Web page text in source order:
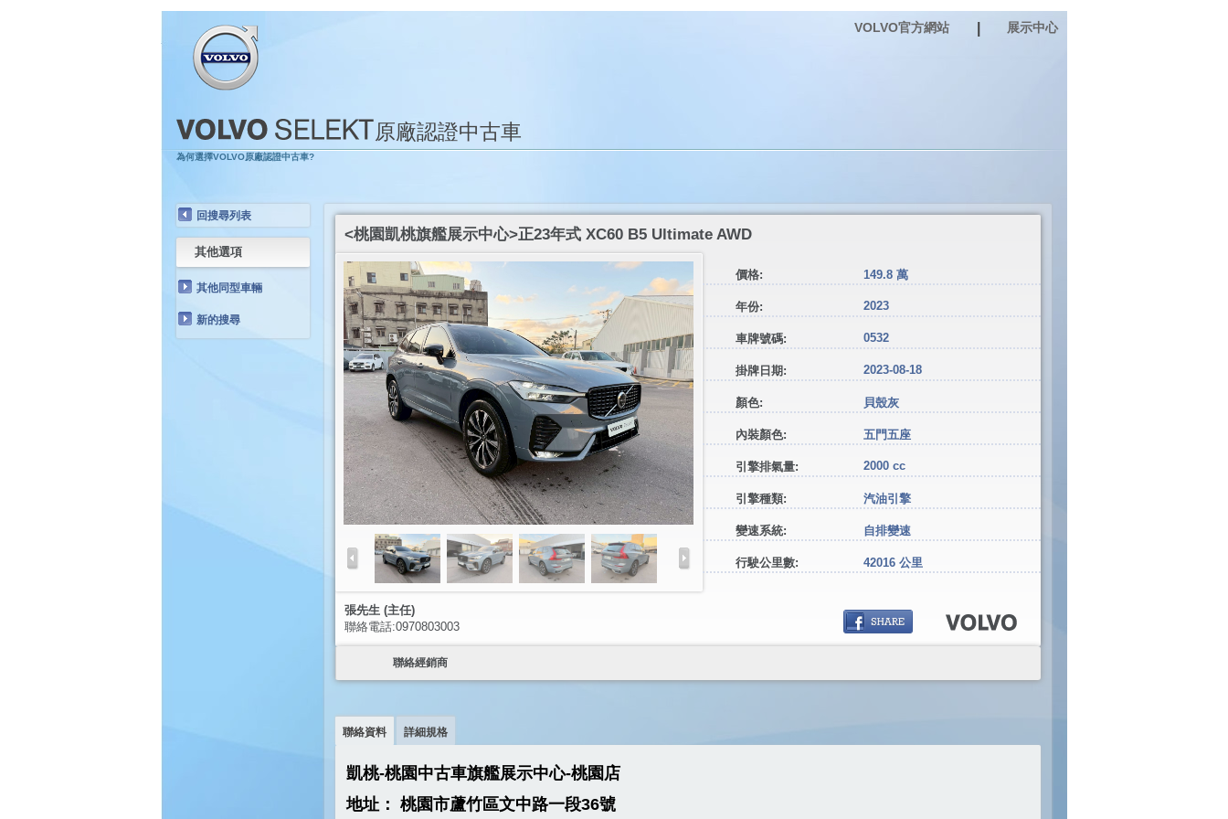
展示中心
VOLVO官方網站
原廠認證中古車
為何選擇VOLVO原廠認證中古車?
回搜尋列表
其他選項
其他同型車輛
新的搜尋
<桃園凱桃旗艦展示中心>正23年式 XC60 B5 Ultimate AWD
價格: 149.8 萬
年份: 2023
車牌號碼: 0532
掛牌日期: 2023-08-18
顏色: 貝殼灰
內裝顏色: 五門五座
引擎排氣量: 2000 cc
引擎種類: 汽油引擎
變速系統: 自排變速
行駛公里數: 42016 公里
張先生 (主任)
聯絡電話:0970803003
聯絡經銷商
聯絡資料 詳細規格
凱桃-桃園中古車旗艦展示中心-桃園店
地址： 桃園市蘆竹區文中路一段36號